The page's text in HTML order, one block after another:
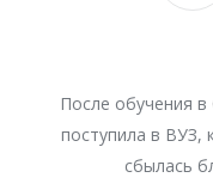
После обучения в
поступила в ВУЗ,
сбылась